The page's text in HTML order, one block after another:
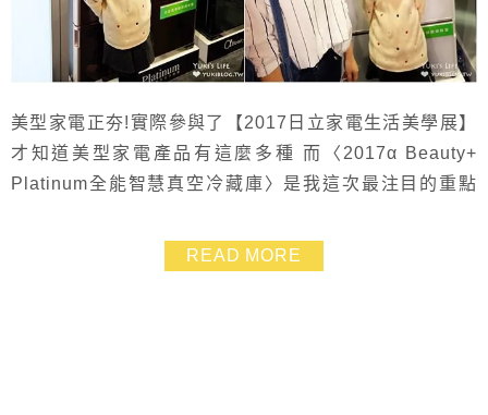
美型家電正夯!實際參與了【2017日立家電生活美學展】
才知道美型家電產品有這麼多種 而〈2017α Beauty+
Platinum全能智慧真空冷藏庫〉是我這次最注目的重點
計 不只外型亮眼好看.內在也很有實力!
READ MORE